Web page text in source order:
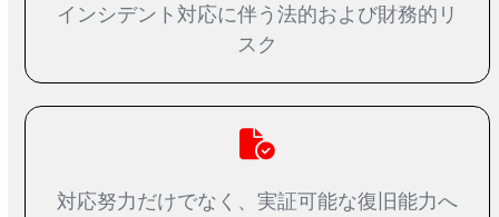
インシデント対応に伴う法的および財務的リ
スク
対応努力だけでなく、実証可能な復旧能力へ